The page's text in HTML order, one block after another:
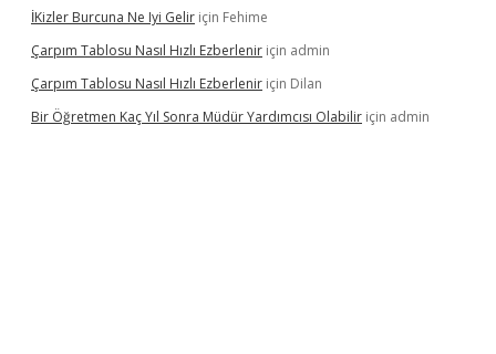
İKizler Burcuna Ne Iyi Gelir için Fehime
Çarpım Tablosu Nasıl Hızlı Ezberlenir için admin
Çarpım Tablosu Nasıl Hızlı Ezberlenir için Dilan
Bir Öğretmen Kaç Yıl Sonra Müdür Yardımcısı Olabilir için admin